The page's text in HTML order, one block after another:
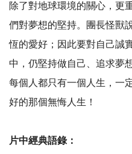
除了對地球環境的關心，更
們對夢想的堅持。團長怪獸
恆的愛好；因此要對自己誠
中，仍堅持做自己、追求夢
每個人都只有一個人生，一
好的那個無悔人生！
片中經典語錄：